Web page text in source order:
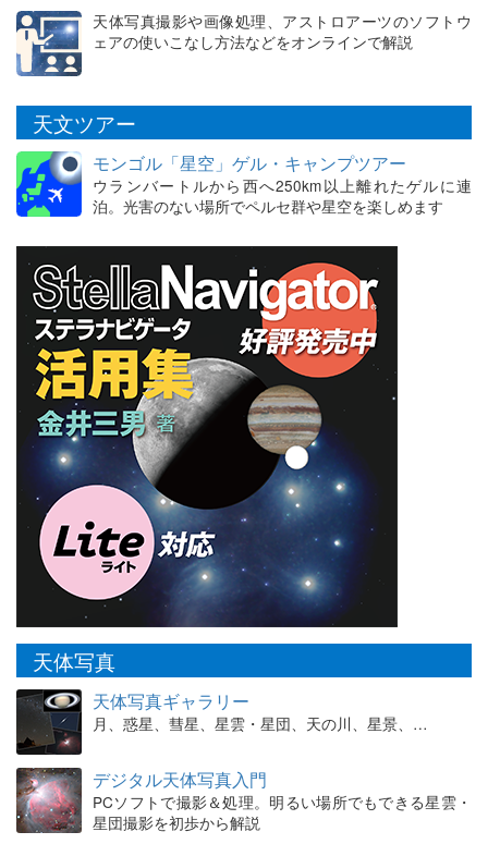
天体写真撮影や画像処理、アストロアーツのソフトウ
ェアの使いこなし方法などをオンラインで解説
天文ツアー
モンゴル「星空」ゲル・キャンプツアー
ウランバートルから西へ250km以上離れたゲルに連
泊。光害のない場所でペルセ群や星空を楽しめます
天体写真
天体写真ギャラリー
月、惑星、彗星、星雲・星団、天の川、星景、…
デジタル天体写真入門
PCソフトで撮影＆処理。明るい場所でもできる星雲・
星団撮影を初歩から解説